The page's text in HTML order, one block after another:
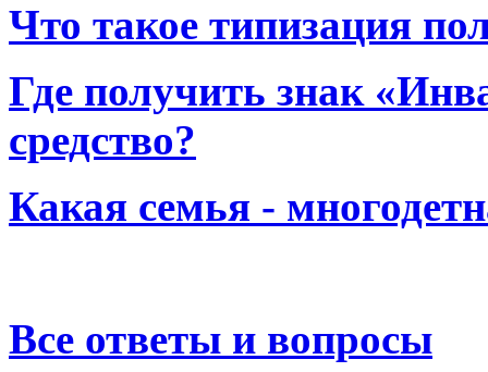
Что такое типизация
Где получить знак
средство?
Какая семья -
Все ответы и вопросы